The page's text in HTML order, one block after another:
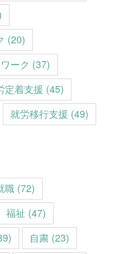
(20)
ーク (37)
定着支援 (45)
就労移行支援 (49)
職 (72)
福祉 (47)
自粛 (23)